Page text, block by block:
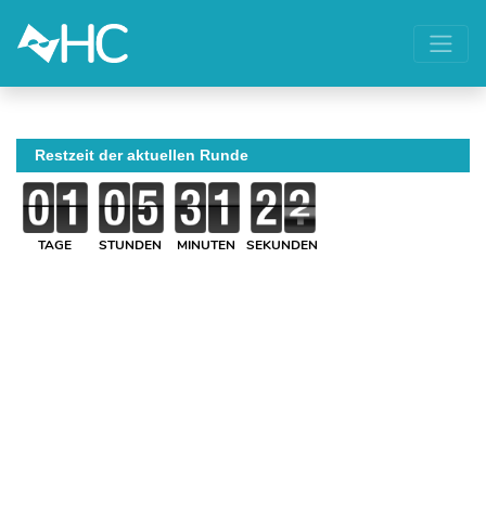
Restzeit der aktuellen Runde
TAGE STUNDEN MINUTEN SEKUNDEN